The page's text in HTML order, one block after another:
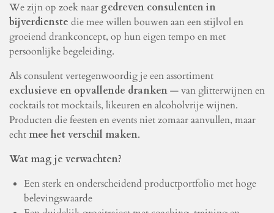
We zijn op zoek naar gedreven consulenten in
bijverdienste die mee willen bouwen aan een stijlvol en
groeiend drankconcept, op hun eigen tempo en met
persoonlijke begeleiding.
Als consulent vertegenwoordig je een assortiment
exclusieve en opvallende dranken— van glitterwijnen en
cocktails tot mocktails, likeuren en alcoholvrije wijnen.
Producten die feesten en events niet zomaar aanvullen, maar
echt mee het verschil maken.
Wat mag je verwachten?
Een sterk en onderscheidend productportfolio met hoge
belevingswaarde